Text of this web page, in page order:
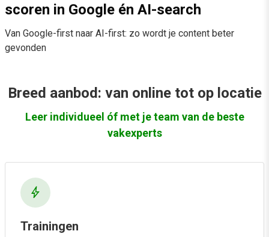
scoren in Google én AI-search
Van Google-first naar AI-first: zo wordt je content beter
gevonden
Breed aanbod: van online tot op locatie
Leer individueel óf met je team van de beste
vakexperts
bolt
Trainingen